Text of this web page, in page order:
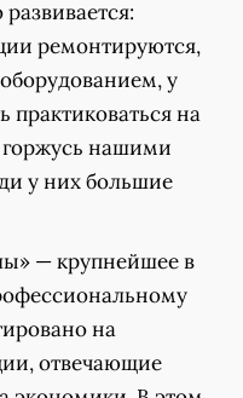
ремонтируются,
у
практиковаться на
горжусь нашими
у них большие
— крупнейшее в
на
отвечающие